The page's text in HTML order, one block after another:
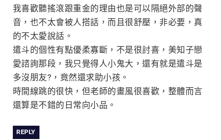
我喜歡聽搖滾跟重金的理由也是可以隔絕外部的聲
音，也不太會被人搭話，而且很舒壓，非必要，真
的不太愛說話。
遣斗的個性有點優柔寡斷，不是很討喜，美知子戀
愛諮詢那段，我只覺得人小鬼大，還有就是遣斗是
多沒朋友?，竟然還求助小孩。
時間線跳的很快，但老師的畫風很喜歡，整體而言
還算是不錯的日常向小品。
REPLY